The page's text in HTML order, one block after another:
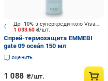
1 033.60 ₴/шт.
До -10% з суперкредиткою Visa Вигода
Спрей-термозащита EMMEBI
gate 09 oceán 150 мл
оценить
1 088 ₴/шт.